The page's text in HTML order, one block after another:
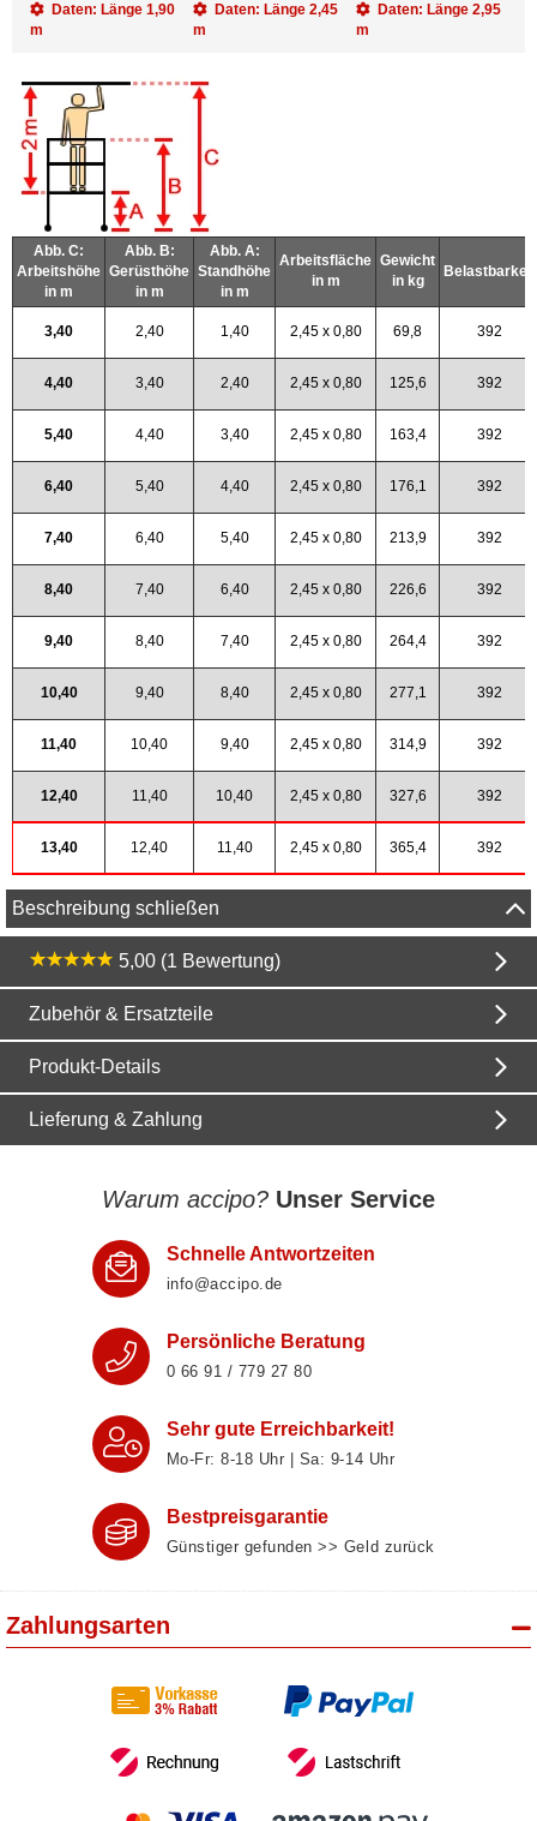
Daten: Länge 1,90
m
Daten: Länge 2,45
m
Daten: Länge 2,95
m
Abb. C:
Arbeitshöhe
in m
Abb. B:
Gerüsthöhe
in m
Abb. A:
Standhöhe
in m
Arbeitsfläche
in m
Gewicht
in kg
Belastbarkeit
3,40 2,40 1,40 2,45 x 0,80 69,8 392
4,40 3,40 2,40 2,45 x 0,80 125,6 392
5,40 4,40 3,40 2,45 x 0,80 163,4 392
6,40 5,40 4,40 2,45 x 0,80 176,1 392
7,40 6,40 5,40 2,45 x 0,80 213,9 392
8,40 7,40 6,40 2,45 x 0,80 226,6 392
9,40 8,40 7,40 2,45 x 0,80 264,4 392
10,40 9,40 8,40 2,45 x 0,80 277,1 392
11,40 10,40 9,40 2,45 x 0,80 314,9 392
12,40 11,40 10,40 2,45 x 0,80 327,6 392
13,40 12,40 11,40 2,45 x 0,80 365,4 392
Beschreibung schließen
5,00 (1 Bewertung)
Zubehör & Ersatzteile
Produkt-Details
Lieferung & Zahlung
Warum accipo? Unser Service
Schnelle Antwortzeiten
info@accipo.de
Persönliche Beratung
0 66 91 / 779 27 80
Sehr gute Erreichbarkeit!
Mo-Fr: 8‑18 Uhr | Sa: 9‑14 Uhr
Bestpreisgarantie
Günstiger gefunden >> Geld zurück
Zahlungsarten